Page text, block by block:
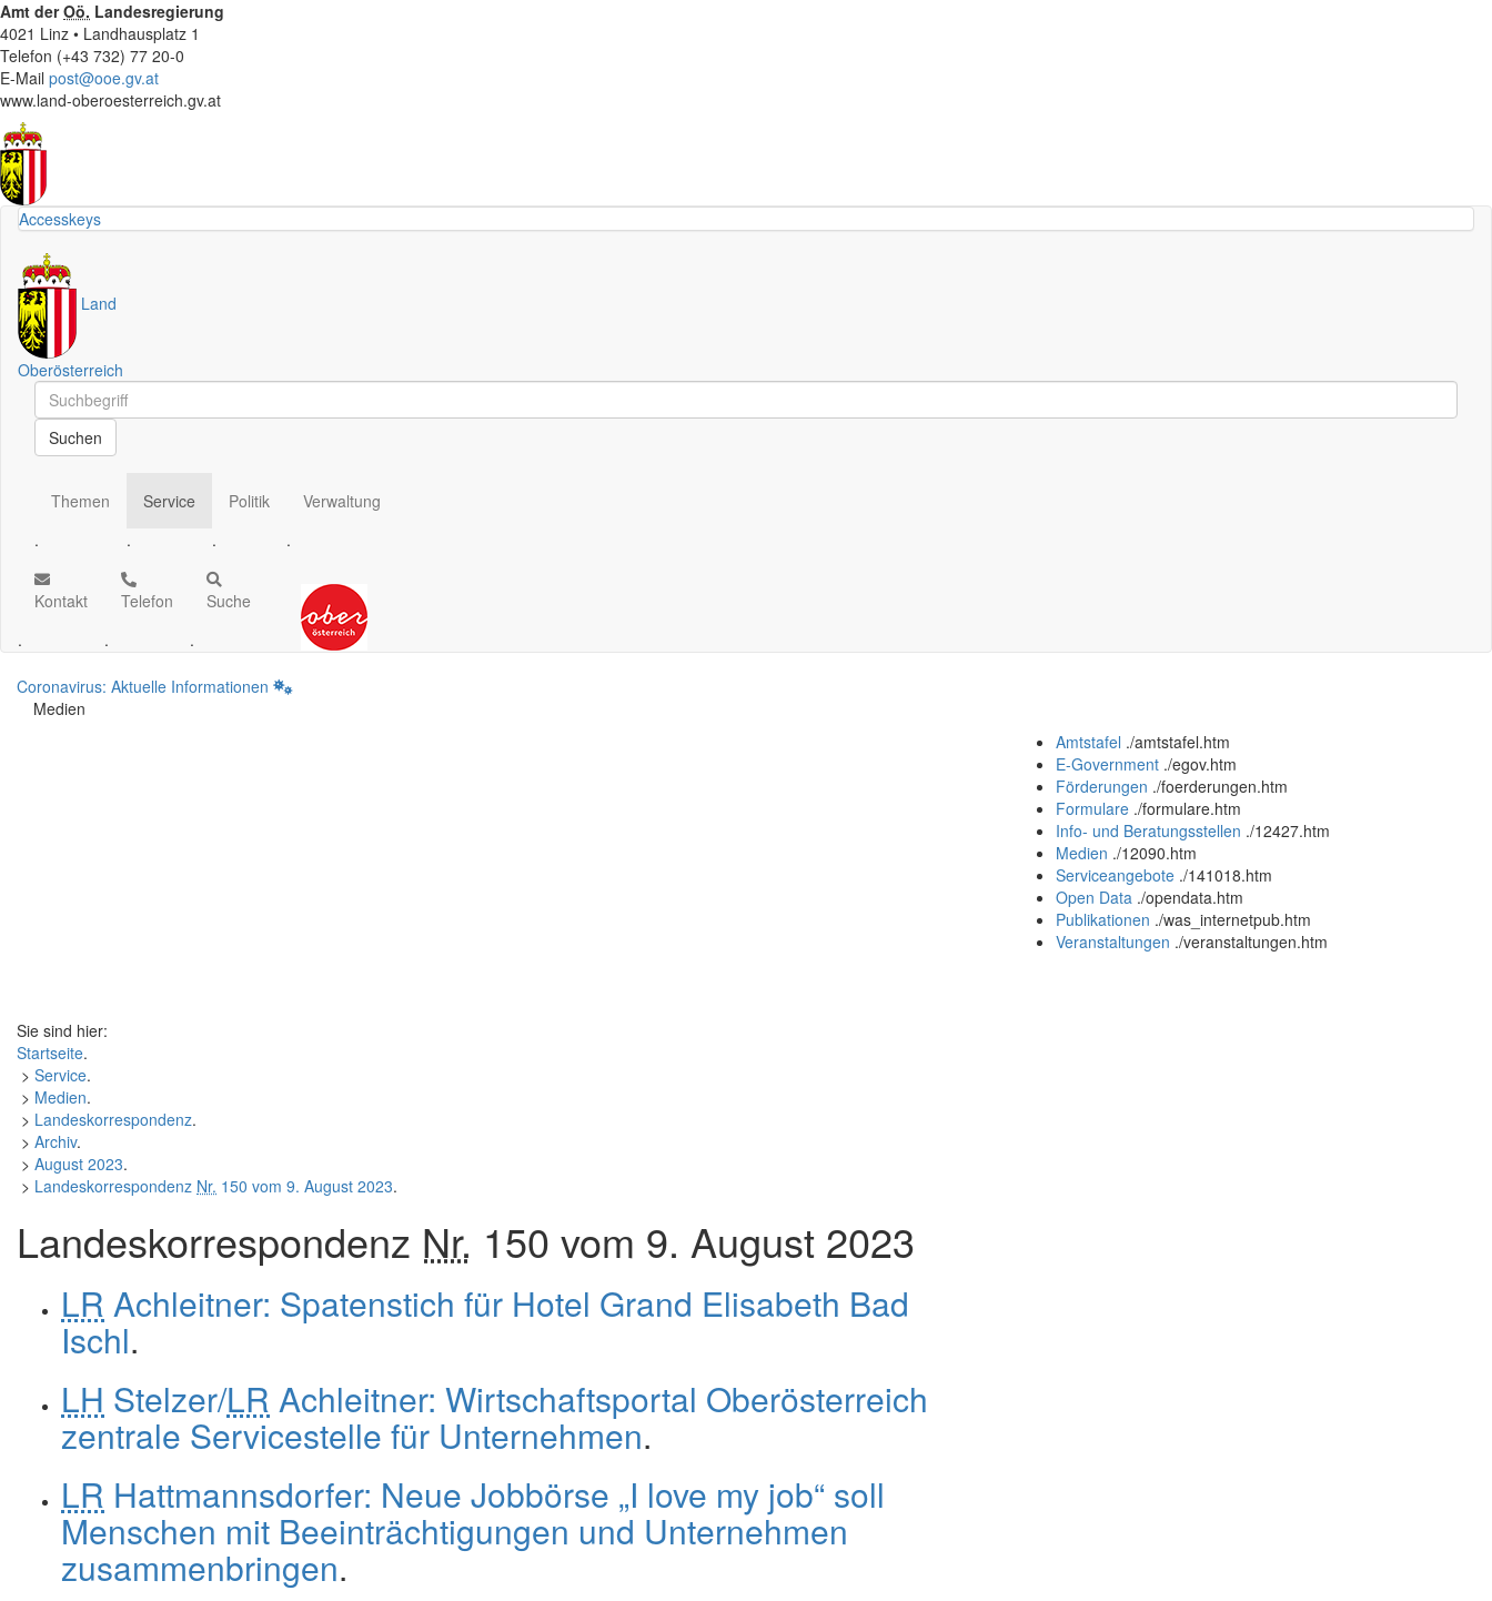
Amt derOö. Landesregierung
4021 Linz • Landhausplatz 1
Telefon (+43 732) 77 20-0
E-Mail post@ooe.gv.at
www.land-oberoesterreich.gv.at
Accesskeys
Land
Oberösterreich
Schnellsuche
Schnellsuche
Suchen
Themen
.
Service
.
Politik
.
Verwaltung
.
Kontakt
.
Telefon
.
Suche
.
Coronavirus: Aktuelle Informationen
Medien
Amtstafel ./amtstafel.htm
E-Government ./egov.htm
Förderungen ./foerderungen.htm
Formulare ./formulare.htm
Info- und Beratungsstellen ./12427.htm
Medien ./12090.htm
Serviceangebote ./141018.htm
Open Data ./opendata.htm
Publikationen ./was_internetpub.htm
Veranstaltungen ./veranstaltungen.htm
Sie sind hier:
Startseite.
> Service.
> Medien.
> Landeskorrespondenz.
> Archiv.
> August 2023.
> Landeskorrespondenz Nr. 150 vom 9. August 2023.
Landeskorrespondenz Nr. 150 vom 9. August 2023
LR Achleitner: Spatenstich für Hotel Grand Elisabeth Bad
Ischl.
LH Stelzer/LR Achleitner: Wirtschaftsportal Oberösterreich
zentrale Servicestelle für Unternehmen.
LR Hattmannsdorfer: Neue Jobbörse „I love my job“ soll
Menschen mit Beeinträchtigungen und Unternehmen
zusammenbringen.